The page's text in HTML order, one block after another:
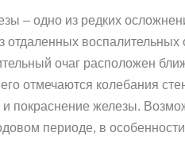
– одно из редких
очаг расположен
отмечаются колебания
и покраснение железы.
периоде, в